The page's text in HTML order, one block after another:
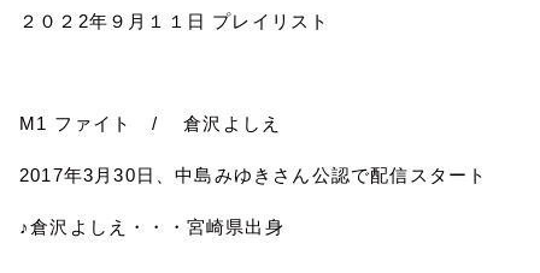
２０２ 2年９月１１日 プレイリスト
M1 ファイト / 倉沢よしえ
2017年3 月30日、中島みゆきさん公認で配信スタート
♪倉沢よしえ・・・宮崎県出身